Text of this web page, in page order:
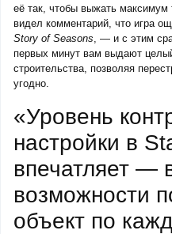
её так, чтобы выжать максимум
видел комментарий, что игра
Story of Seasons , — и с этим
первых минут вам выдают
строительства, позволяя
угодно.
«Уровень
настройки в
впечатляет —
возможности
объект по